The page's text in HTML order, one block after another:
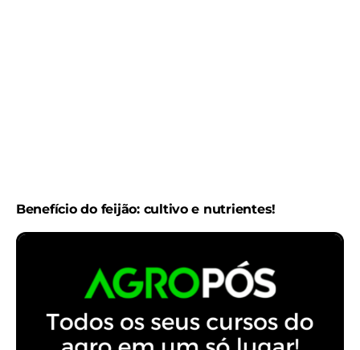
Benefício do feijão: cultivo e nutrientes!